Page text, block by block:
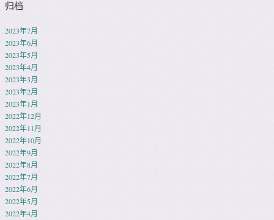
归档
2023年7月
2023年6月
2023年5月
2023年4月
2023年3月
2023年2月
2023年1月
2022年12月
2022年11月
2022年10月
2022年9月
2022年8月
2022年7月
2022年6月
2022年5月
2022年4月